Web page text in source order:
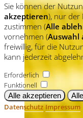
Sie können der
akzeptieren), nur der
zustimmen (Alle
vornehmen (Auswahl
freiwillig, für die
kann jederzeit
Erforderlich
Funktionell
Datenschutz Impressum